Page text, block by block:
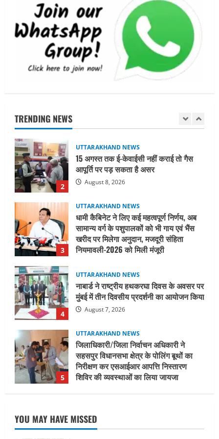
TRENDING NEWS
5
UTTARAKHAND NEWS
जिलाधिकारी/जिला निर्वाचन अधिकारी ने
सहसपुर विधानसभा क्षेत्र के पोलिंग बूथों का
निरीक्षण कर एसआईआर आपत्ति निस्तारण
शिविर की व्यवस्थाओं का लिया जायजा
August 6, 2026
1
2
UTTARAKHAND NEWS
15 अगस्त तक ई-केवाईसी नहीं कराई तो गैस
आपूर्ति पर पड़ सकता है असर
August 8, 2026
3
UTTARAKHAND NEWS
धामी कैबिनेट ने लिए कई महत्वपूर्ण निर्णय, अब
सामान्य वर्ग के पशुपालकों को भी गाय एवं भैंस
खरीद पर मिलेगा अनुदान, मजदूरी संहिता
नियमावली-2026 को मिली मंजूरी
4
UTTARAKHAND NEWS
नाबार्ड ने राष्ट्रीय हथकरघा दिवस के अवसर पर
मुंबई में तीन दिवसीय प्रदर्शनी का आयोजन किया
August 7, 2026
5
UTTARAKHAND NEWS
जिलाधिकारी/जिला निर्वाचन अधिकारी ने
सहसपुर विधानसभा क्षेत्र के पोलिंग बूथों का
निरीक्षण कर एसआईआर आपत्ति निस्तारण
शिविर की व्यवस्थाओं का लिया जायजा
मुख्यमंत्री ने हर घर तिरंगा यात्रा कार्यक्रम में
किया प्रतिभाग
YOU MAY HAVE MISSED